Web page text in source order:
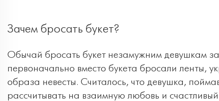
Зачем бросать букет?
Обычай бросать букет незамужним девушкам
первоначально вместо букета бросали ленты,
образа невесты. Считалось, что девушка,
рассчитывать на взаимную любовь и